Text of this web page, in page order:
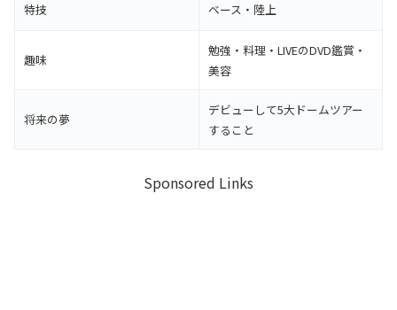
特技 ベース・陸上
趣味
勉強・料理・LIVEのDVD鑑賞・
美容
将来の夢
デビューして5大ドームツアー
すること
Sponsored Links